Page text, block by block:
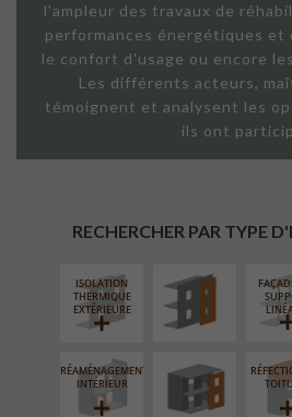
l'ampleur des travaux de
performances énergétiques et
le confort d'usage ou encore
Les différents acteurs,
témoignent et analysent les
ils ont
RECHERCHER PAR TYPE
ISOLATION
THERMIQUE
EXTÉRIEURE
RÉAMÉNAGEMENT
INTÉRIEUR
FERMETURE
LOGGIAS
AMÉNAGEMENT
EXTÉRIEUR